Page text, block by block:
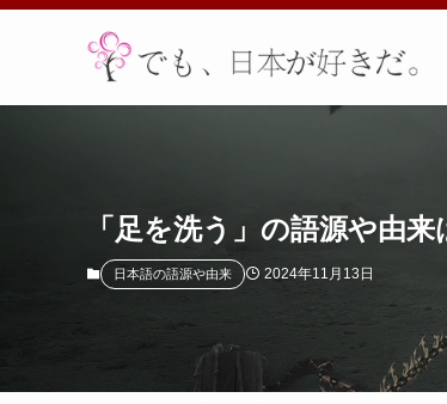
「足を洗う」の語源や由来
日本語の語源や由来 2024年11月13日